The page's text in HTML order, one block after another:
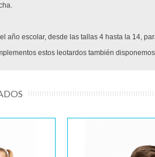
año escolar, desde las tallas 4 hasta la 14,
estos leotardos también